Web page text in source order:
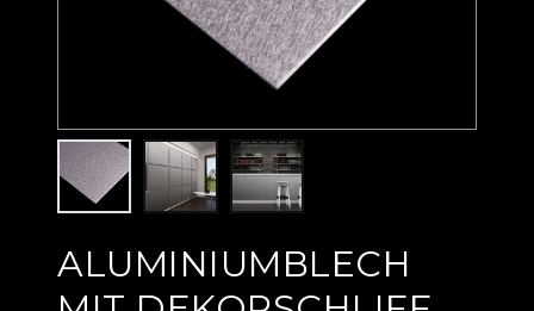
ALUMINIUMBLECH